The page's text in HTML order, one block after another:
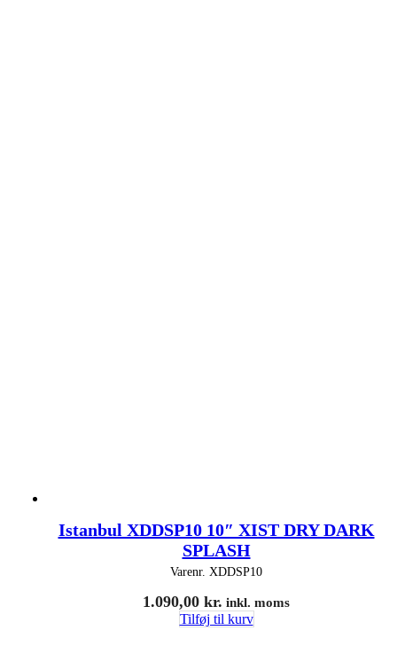
Istanbul XDDSP10 10″ XIST DRY DARK
SPLASH
Varenr. XDDSP10
1.090,00 kr. inkl. moms
Tilføj til kurv